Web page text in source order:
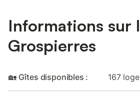
Informations sur
Grospierres
🏡 Gîtes disponibles : 167